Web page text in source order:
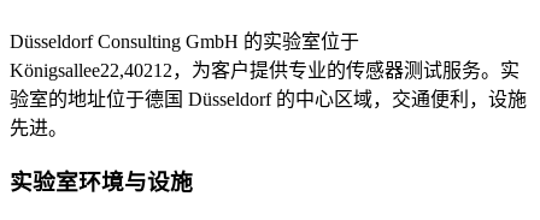
Düsseldorf Consulting GmbH 的实验室位于
Königsallee22,40212，为客户提供专业的传感器测试服务。实
验室的地址位于德国 Düsseldorf 的中心区域，交通便利，设施
先进。
实验室环境与设施